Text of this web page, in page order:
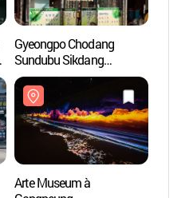
Gyeongpo Chodang
Sundubu Sikdang
(경포초당순두부식당)
Arte Museum à